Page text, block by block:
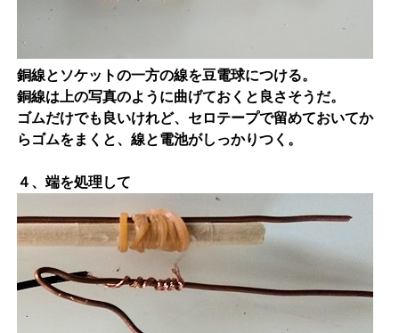
銅線とソケットの一方の線を豆電球につける。
銅線は上の写真のように曲げておくと良さそうだ。
ゴムだけでも良いけれど、セロテープで留めておいてか
らゴムをまくと、線と電池がしっかりつく。
４、端を処理して